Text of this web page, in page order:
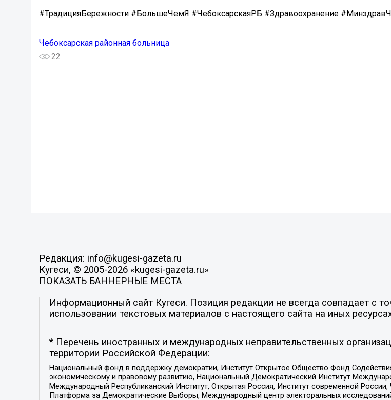
#ТрадицияБережности #БольшеЧемЯ #ЧебоксарскаяРБ #Здравоохранение
Чебоксарская районная больница
22
Редакция: info@kugesi-gazeta.ru
Кугеси, © 2005-2026 «kugesi-gazeta.ru»
ПОКАЗАТЬ БАННЕРНЫЕ МЕСТА
Информационный сайт Кугеси. Позиция редакции не всегда совпадает с
использовании текстовых материалов с настоящего сайта на иных
* Перечень иностранных и международных неправительственных
территории Российской Федерации:
Национальный фонд в поддержку демократии, Институт Открытое Общество Фонд
экономическому и правовому развитию, Национальный Демократический Институт
Международный Республиканский Институт, Открытая Россия, Институт современной
Платформа за Демократические Выборы, Международный центр электоральных